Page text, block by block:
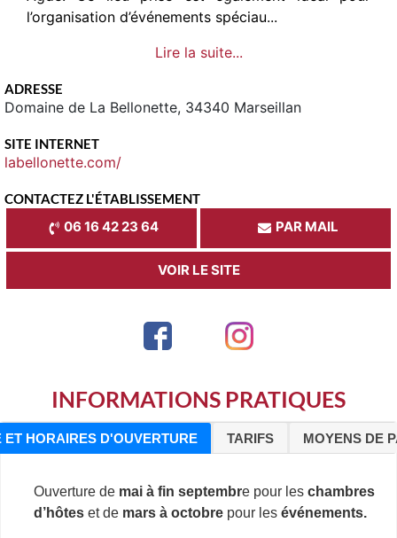
l’organisation d’événements spéciau...
Lire la suite...
ADRESSE
Domaine de La Bellonette, 34340 Marseillan
SITE INTERNET
labellonette.com/
CONTACTEZ L'ÉTABLISSEMENT
06 16 42 23 64 PAR MAIL
VOIR LE SITE
INFORMATIONS PRATIQUES
ET HORAIRES D'OUVERTURE TARIFS MOYENS DE
Ouverture de mai à fin septembre pour leschambres
d’hôtes et de mars à octobre pour lesévénements.